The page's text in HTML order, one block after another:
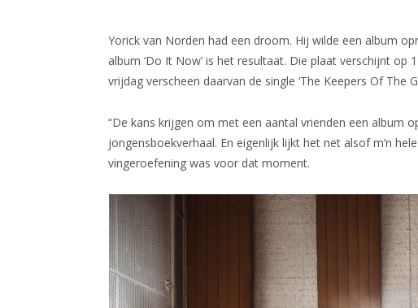
Yorick van Norden had een droom. Hij wilde een album
album ‘Do It Now’ is het resultaat. Die plaat verschijnt op
vrijdag verscheen daarvan de single ‘The Keepers Of The
“De kans krijgen om met een aantal vrienden een album
jongensboekverhaal. En eigenlijk lijkt het net alsof m’n
vingeroefening was voor dat moment.